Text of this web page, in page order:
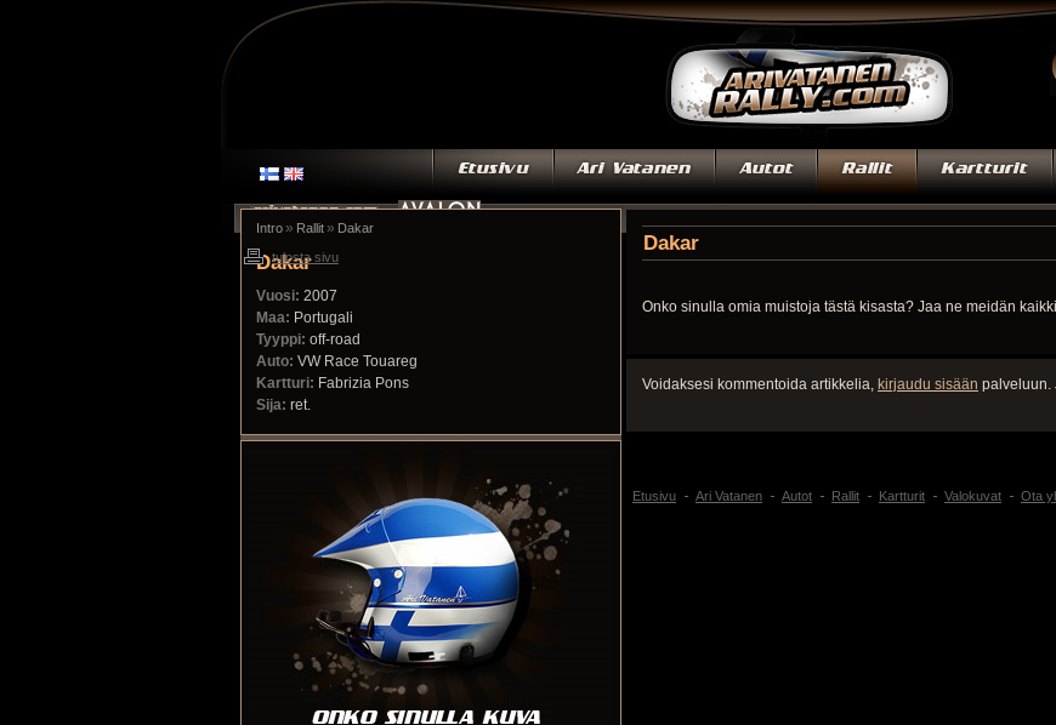
Intro » Rallit » Dakar
Dakar
Vuosi: 2007
Maa: Portugali
Tyyppi: off-road
Auto: VW Race Touareg
Kartturi: Fabrizia Pons
Sija: ret.
Dakar
Onko sinulla omia muistoja tästä kisasta? Jaa ne meidän
Voidaksesi kommentoida artikkelia, kirjaudu sisään palveluun.
tulosta sivu
Etusivu Ari Vatanen Autot Rallit Kartturit Valokuvat Ota